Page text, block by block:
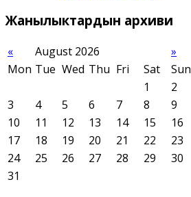
Жанылыктардын архиви
« August 2026
»
Mon Tue Wed Thu Fri Sat
Sun
1
2
3
4 5 6 7 8
9
10
11 12 13 14 15
16
17
18 19 20 21 22
23
24
25 26 27 28 29
30
31